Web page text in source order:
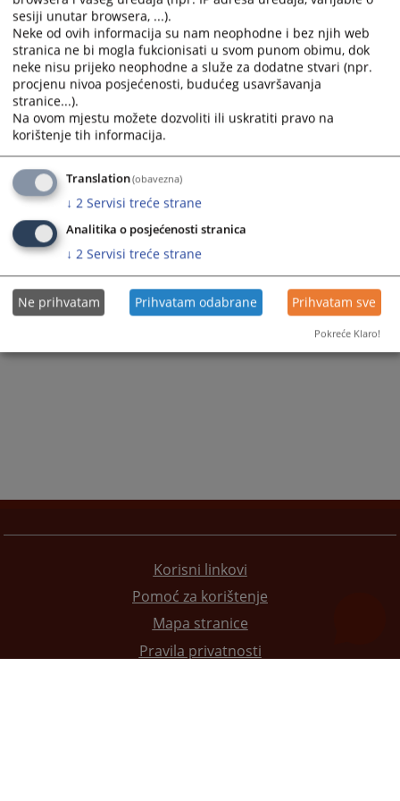
Žalbe na sudske odluke
Medijacija
Akti suda
Sudije suda
Dodatne sudije
Stručni saradnici
Službenici i namještenici
Korisni linkovi
Pomoć za korištenje
Mapa stranice
Pravila privatnosti
sesiji unutar browsera, ...).
Neke od ovih informacija su nam neophodne i bez njih web
stranica ne bi mogla fukcionisati u svom punom obimu, dok
neke nisu prijeko neophodne a služe za dodatne stvari (npr.
procjenu nivoa posjećenosti, budućeg usavršavanja
stranice...).
Na ovom mjestu možete dozvoliti ili uskratiti pravo na
korištenje tih informacija.
Translation(obavezna)
↓ 2 Servisi treće strane
Analitika o posjećenosti stranica
↓ 2 Servisi treće strane
Ne prihvatam Prihvatam odabrane Prihvatam sve
Pokreće Klaro!